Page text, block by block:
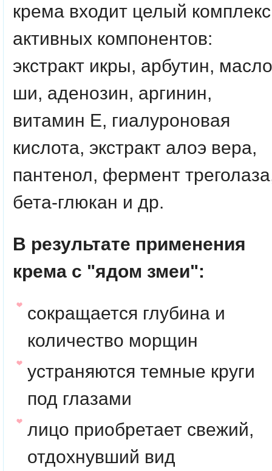
крема входит целый комплекс
активных компонентов:
экстракт икры, арбутин, масло
ши, аденозин, аргинин,
витамин Е, гиалуроновая
кислота, экстракт алоэ вера,
пантенол, фермент
бета-глюкан и др.
В результате применения
крема с "ядом змеи":
сокращается глубина и
количество морщин
устраняются темные круги
под глазами
лицо приобретает свежий,
отдохнувший вид